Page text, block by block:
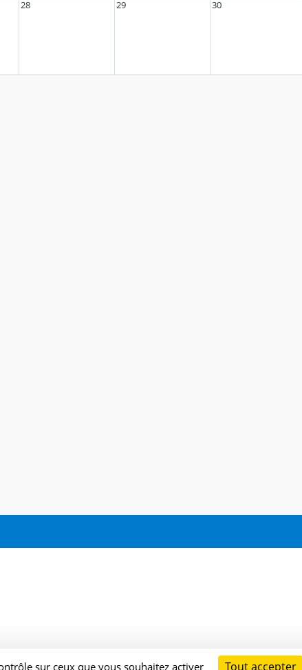
28 29 30
sur ceux que vous souhaitez activer Tout accepter